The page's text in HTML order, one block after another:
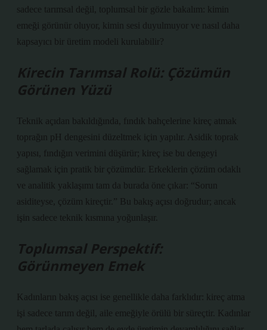
sadece tarımsal değil, toplumsal bir gözle bakalım: kimin
emeği görünür oluyor, kimin sesi duyulmuyor ve nasıl daha
kapsayıcı bir üretim modeli kurulabilir?
Kirecin Tarımsal Rolü: Çözümün
Görünen Yüzü
Teknik açıdan bakıldığında, fındık bahçelerine kireç atmak
toprağın pH dengesini düzeltmek için yapılır. Asidik toprak
yapısı, fındığın verimini düşürür; kireç ise bu dengeyi
sağlamak için pratik bir çözümdür. Erkeklerin çözüm odaklı
ve analitik yaklaşımı tam da burada öne çıkar: “Sorun
asiditeyse, çözüm kireçtir.” Bu bakış açısı doğrudur; ancak
işin sadece teknik kısmına yoğunlaşır.
Toplumsal Perspektif:
Görünmeyen Emek
Kadınların bakış açısı ise genellikle daha farklıdır: kireç atma
işi sadece tarım değil, aile emeğiyle örülü bir süreçtir. Kadınlar